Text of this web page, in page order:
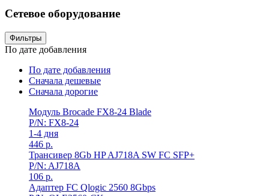
Сетевое оборудование
Фильтры
По дате добавления
По дате добавления
Сначала дешевые
Сначала дорогие
Модуль Brocade FX8-24 Blade
P/N: FX8-24
1-4 дня
446 р.
Трансивер 8Gb HP AJ718A SW FC SFP+
P/N: AJ718A
106 р.
Адаптер FC Qlogic 2560 8Gbps